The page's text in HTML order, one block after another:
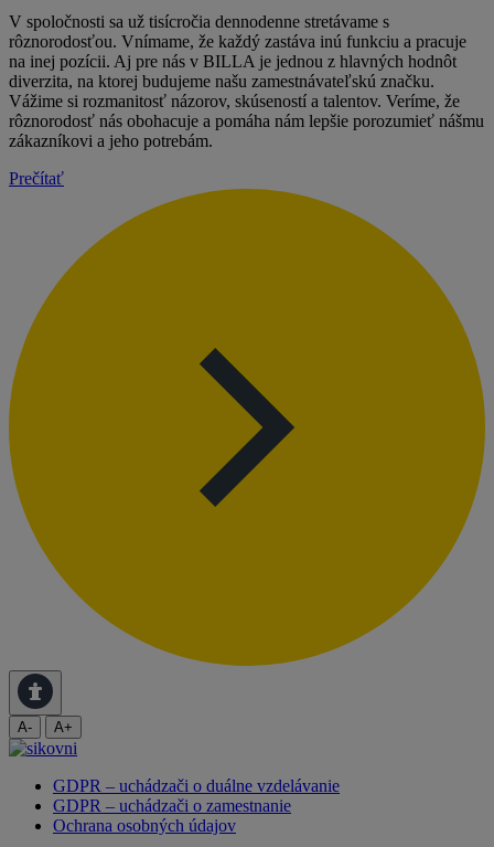
V spoločnosti sa už tisícročia dennodenne stretávame s
rôznorodosťou. Vnímame, že každý zastáva inú funkciu a pracuje
na inej pozícii. Aj pre nás v BILLA je jednou z hlavných hodnôt
diverzita, na ktorej budujeme našu zamestnávateľskú značku.
Vážime si rozmanitosť názorov, skúseností a talentov. Veríme, že
rôznorodosť nás obohacuje a pomáha nám lepšie porozumieť nášmu
zákazníkovi a jeho potrebám.
Prečítať
A- A+
GDPR – uchádzači o duálne vzdelávanie
GDPR – uchádzači o zamestnanie
Ochrana osobných údajov